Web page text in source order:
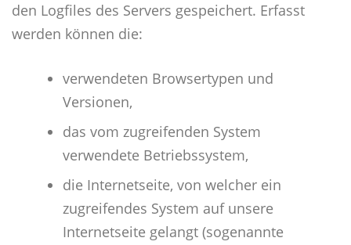
den Logfiles des Servers gespeichert. Erfasst
werden können die:
verwendeten Browsertypen und
Versionen,
das vom zugreifenden System
verwendete Betriebssystem,
die Internetseite, von welcher ein
zugreifendes System auf unsere
Internetseite gelangt (sogenannte